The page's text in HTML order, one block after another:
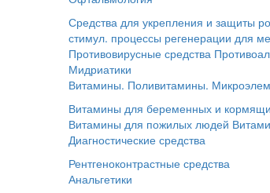
Средства для укрепления и защиты
стимул. процессы регенерации для
Противовирусные средства
Мидриатики
Витамины. Поливитамины.
Витамины для беременных и
Витамины для пожилых людей
Диагностические средства
Рентгеноконтрастные средства
Анальгетики